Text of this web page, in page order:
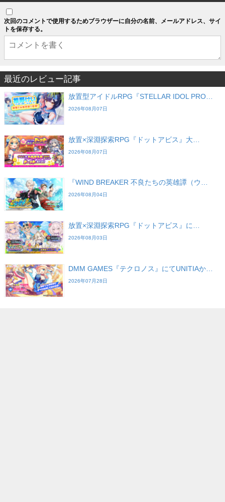
次回のコメントで使用するためブラウザーに自分の名前、メールアドレス、サイ
トを保存する。
最近のレビュー記事
放置型アイドルRPG『STELLAR IDOL PRO…
2026年08月07日
放置×深淵探索RPG『ドットアビス』大…
2026年08月07日
『WIND BREAKER 不良たちの英雄譚（ウ…
2026年08月04日
放置×深淵探索RPG『ドットアビス』に…
2026年08月03日
DMM GAMES『テクロノス』にてUNITIAか…
2026年07月28日